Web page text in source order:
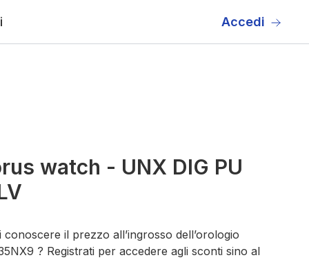
Accedi
watch - UNX DIG PU
conoscere il prezzo all’ingrosso dell’orologio
? Registrati per accedere agli sconti sino al